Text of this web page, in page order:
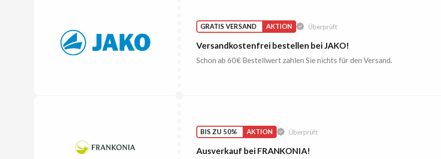
GRATIS VERSAND AKTION Überprüft
Versandkostenfrei bestellen bei JAKO!
Schon ab 60€ Bestellwert zahlen Sie nichts für den Versand.
BIS ZU 50% AKTION Überprüft
Ausverkauf bei FRANKONIA!